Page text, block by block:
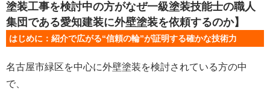
塗装工事を検討中の方がなぜ一級塗装技能士の職人
集団である愛知建装に外壁塗装を依頼するのか】
はじめに：紹介で広がる“信頼の輪”が証明する確かな技術力
名古屋市緑区を中心に外壁塗装を検討されている方の中
で、